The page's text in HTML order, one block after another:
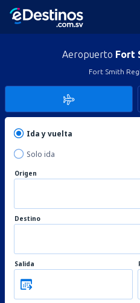
Aeropuerto Fort
Fort Smith
Ida y vuelta
Solo ida
Origen
Destino
Salida